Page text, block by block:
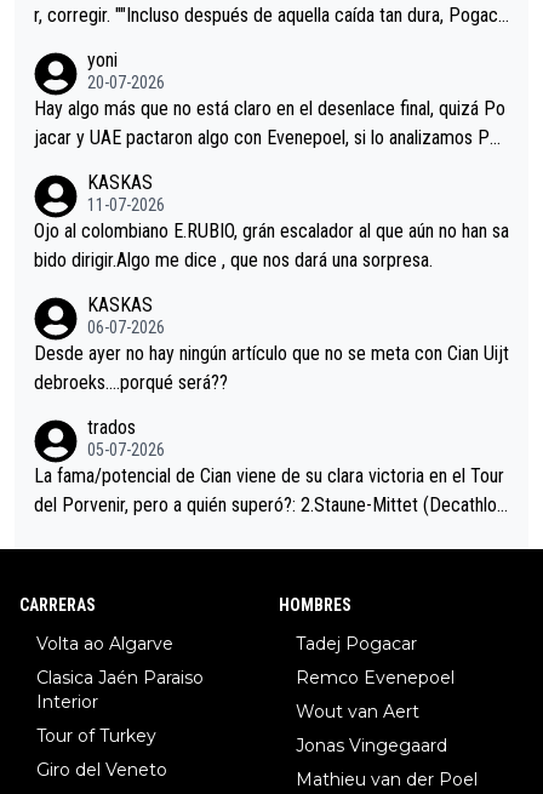
r, corregir. ""Incluso después de aquella caída tan dura, Pogaca
permaneció pegado a su rueda. Parecía increíble la forma en l
a que era capaz de controlar el miedo", recordó."
yoni
20-07-2026
Hay algo más que no está claro en el desenlace final, quizá Po
jacar y UAE pactaron algo con Evenepoel, si lo analizamos Poj
i sin pedalear, luego está el saludo con Evenepoel dándose la
mano de una manera muy fraternal, más allá de los típicos toqu
es en el hombro con que saludaba a Vingegard. Ahí hubo una in
eta, a ver si por querer poner a Del Toro con calzador en posi
ción de podio UAE y Pojacar se van complicar el tour.
KASKAS
11-07-2026
Ojo al colombiano E.RUBIO, grán escalador al que aún no han sa
bido dirigir.Algo me dice , que nos dará una sorpresa.
KASKAS
06-07-2026
Desde ayer no hay ningún artículo que no se meta con Cian Uijt
debroeks….porqué será??
trados
05-07-2026
La fama/potencial de Cian viene de su clara victoria en el Tour
del Porvenir, pero a quién superó?: 2.Staune-Mittet (Decathlon,
8.Lenny Martinez (Bahrein), 9. Van Belle (Visma), 10. Vacek (Li
CARRERAS
Volta ao Algarve
Clasica Jaén Paraiso
Interior
Tour of Turkey
Giro del Veneto
HOMBRES
Tadej Pogacar
Remco Evenepoel
Wout van Aert
Jonas Vingegaard
Mathieu van der Poel